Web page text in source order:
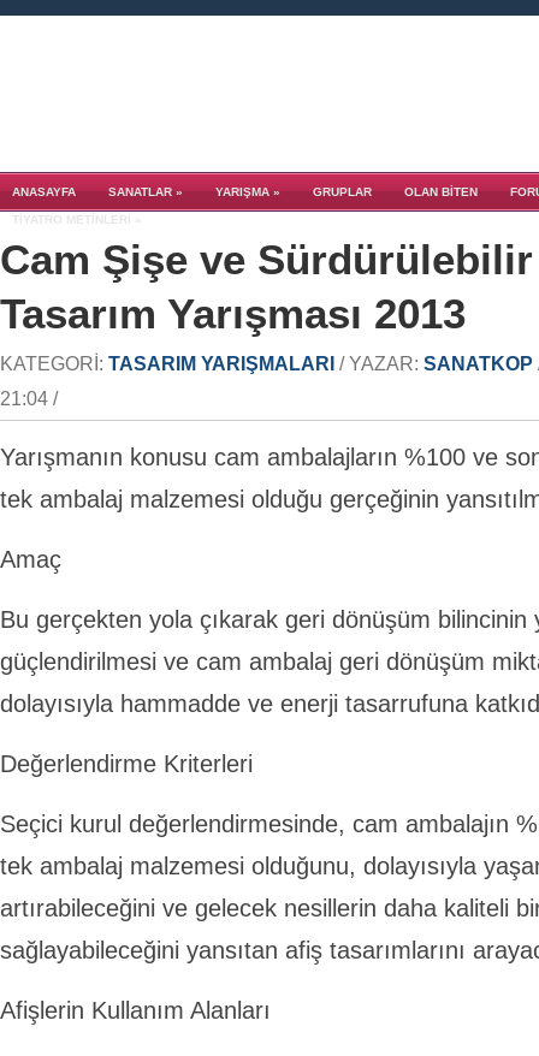
ANASAYFA SANATLAR» YARIŞMA» GRUPLAR OLAN BITEN
TIYATRO METINLERI »
Cam Şişe ve
Tasarım Yarışması 2013
KATEGORI: TASARIM YARIŞMALARI / YAZAR: SANATKOP
21:04 /
Yarışmanın konusu cam ambalajların %100 ve
tek ambalaj malzemesi olduğu gerçeğinin
Amaç
Bu gerçekten yola çıkarak geri dönüşüm bilincinin
güçlendirilmesi ve cam ambalaj geri dönüşüm
dolayısıyla hammadde ve enerji tasarrufuna
Değerlendirme Kriterleri
Seçici kurul değerlendirmesinde, cam ambalajın
tek ambalaj malzemesi olduğunu, dolayısıyla
artırabileceğini ve gelecek nesillerin daha kaliteli
sağlayabileceğini yansıtan afiş tasarımlarını
Afişlerin Kullanım Alanları